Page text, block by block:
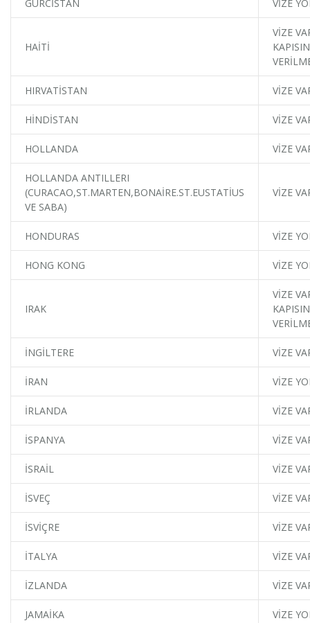
GÜRCİSTAN VİZE
HAİTİ
VİZE
HIRVATİSTAN VİZE
HİNDİSTAN VİZE
HOLLANDA VİZE
HOLLANDA ANTILLERI
(CURACAO,ST.MARTEN,BONAİRE.ST.EUSTATİUS
VE SABA)
VİZE
HONDURAS VİZE
HONG KONG VİZE
IRAK
VİZE
İNGİLTERE VİZE
İRAN VİZE
İRLANDA VİZE
İSPANYA VİZE
İSRAİL VİZE
İSVEÇ VİZE
İSVİÇRE VİZE
İTALYA VİZE
İZLANDA VİZE
JAMAİKA VİZE